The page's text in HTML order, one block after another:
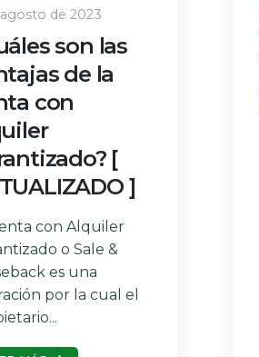
de 2023
son las
de la
con
[
]
con Alquiler
o Sale &
es una
por la cual el